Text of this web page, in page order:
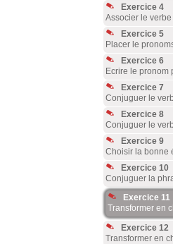
Exercice 4
Associer le
Exercice 5
Placer le
Exercice 6
Ecrire le pronom
Exercice 7
Conjuguer le
Exercice 8
Conjuguer le
Exercice 9
Choisir la bonne
Exercice 10
Conjuguer la
Exercice 11
Transformer en
Exercice 12
Transformer en